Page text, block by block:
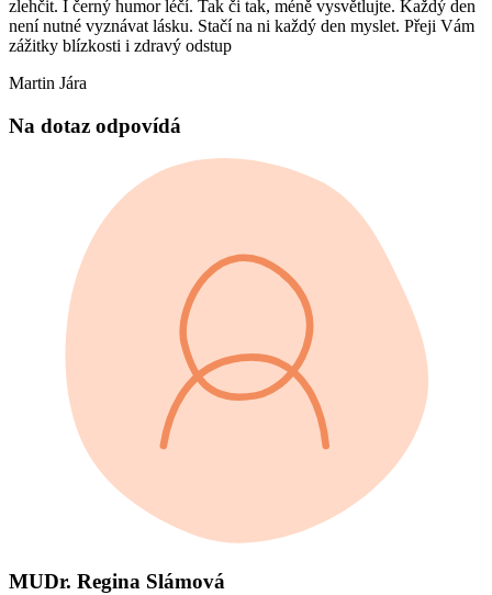
zlehčit. I černý humor léčí. Tak či tak, méně vysvětlujte. Každý den
není nutné vyznávat lásku. Stačí na ni každý den myslet. Přeji Vám
zážitky blízkosti i zdravý odstup
Martin Jára
Na dotaz odpovídá
MUDr. Regina Slámová